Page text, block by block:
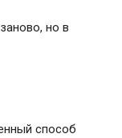
но в
способ